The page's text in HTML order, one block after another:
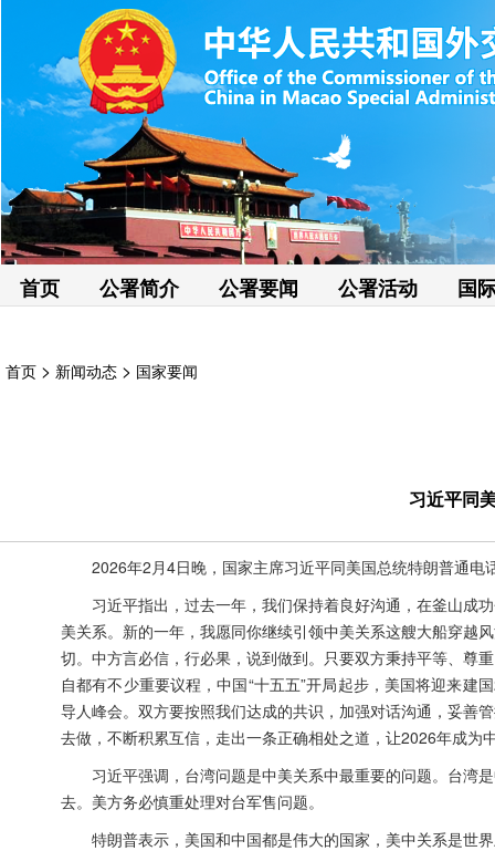
首页 公署简介 公署要闻 公署活动 国
首页 > 新闻动态 > 国家要闻
习近平同
2026年2月4日晚，国家主席习近平同美国总统特朗普通电
习近平指出，过去一年，我们保持着良好沟通，在釜山成
美关系。新的一年，我愿同你继续引领中美关系这艘大船穿越
切。中方言必信，行必果，说到做到。只要双方秉持平等、尊
自都有不少重要议程，中国“十五五”开局起步，美国将迎来
导人峰会。双方要按照我们达成的共识，加强对话沟通，妥善
去做，不断积累互信，走出一条正确相处之道，让2026年成
习近平强调，台湾问题是中美关系中最重要的问题。台湾
去。美方务必慎重处理对台军售问题。
特朗普表示，美国和中国都是伟大的国家，美中关系是世